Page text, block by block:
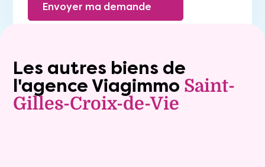
Envoyer ma demande
Les autres biens de
l'agence Viagimmo Saint-
Gilles-Croix-de-Vie